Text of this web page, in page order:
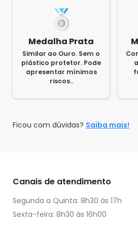
Medalha Prata
Similar ao Ouro. Sem o
plástico protetor. Pode
apresentar mínimos
riscos..
Ficou com dúvidas? Saiba mais!
Canais de atendimento
Segunda a Quinta: 8h30 às 17h
Sexta-feira: 8h30 às 16h00